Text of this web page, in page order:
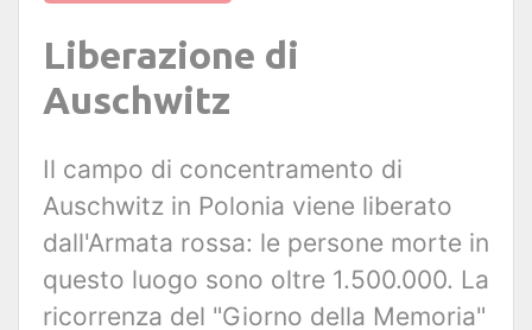
Liberazione di
Auschwitz
Il campo di concentramento di
Auschwitz in Polonia viene liberato
dall'Armata rossa: le persone morte in
questo luogo sono oltre 1.500.000. La
ricorrenza del "Giorno della Memoria"